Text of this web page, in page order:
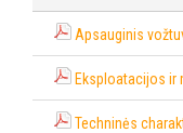
Apsauginis
Eksploatacijos ir
Techninės